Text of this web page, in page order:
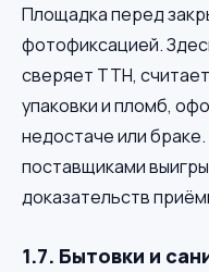
Площадка перед
фотофиксацией.
сверяет ТТН,
упаковки и пломб,
недостаче или
поставщиками
доказательств
1.7. Бытовки и